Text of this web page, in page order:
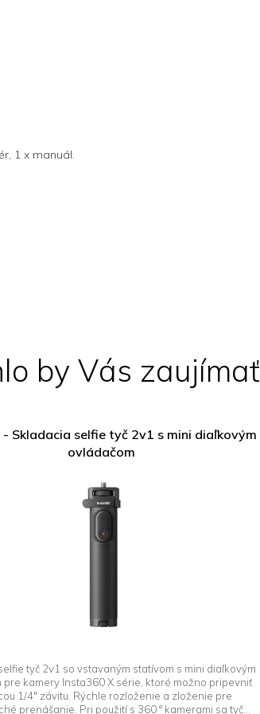
1 x manuál.
by Vás zaujímať
Skladacia selfie tyč 2v1 s mini diaľkovým
ovládačom
tyč 2v1 so vstavaným statívom s mini diaľkovým
pre kamery Insta360 X série, ktoré možno pripevniť
1/4" závitu. Rýchle rozloženie a zloženie pre
prenášanie. Pri použití s ​​360 ° kamerami sa tyč